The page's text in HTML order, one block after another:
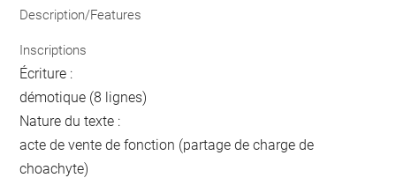
Description/Features
Inscriptions
Écriture :
démotique (8 lignes)
Nature du texte :
acte de vente de fonction (partage de charge de
choachyte)